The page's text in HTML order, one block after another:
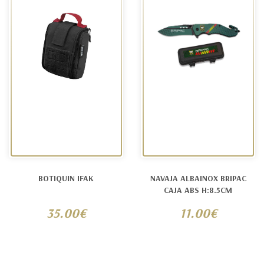
BOTIQUIN IFAK
35.00€
NAVAJA ALBAINOX BRIPAC
CAJA ABS H:8.5CM
11.00€